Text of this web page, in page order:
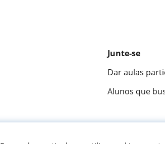
Junte-se
Dar aulas
Alunos que